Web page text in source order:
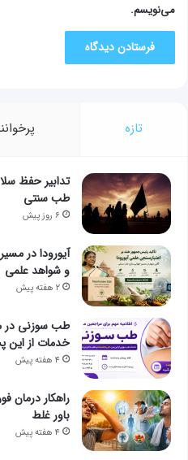
می‌نویسم.
تازه
تدابیر حفظ
طب سنتی
۶ روز پیش
آیورودا در
و شواهد علمی
۲ هفته پیش
طب سوزنی در
خدمات از این
۴ هفته پیش
راهکار
باور غلط
۴ هفته پیش